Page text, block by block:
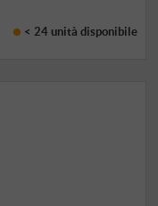
< 24 unità disponibile